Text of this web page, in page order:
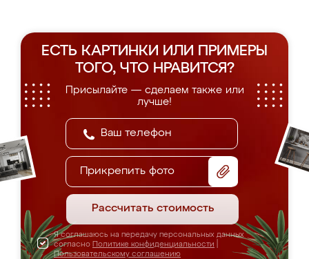
ЕСТЬ КАРТИНКИ ИЛИ ПРИМЕРЫ
ТОГО, ЧТО НРАВИТСЯ?
Присылайте — сделаем также или
лучше!
Прикрепить фото
Рассчитать стоимость
Я соглашаюсь на передачу персональных данных
согласно Политике конфиденциальности
Пользовательскому соглашению